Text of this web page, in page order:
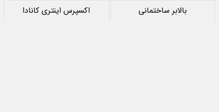
بالابر ساختمانی
اکسپرس اینتری کانادا